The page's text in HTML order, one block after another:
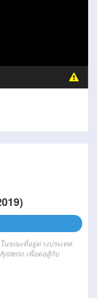
นขณะที่อยู่ต่างประเทศ
เพื่อต่อสู้กับ